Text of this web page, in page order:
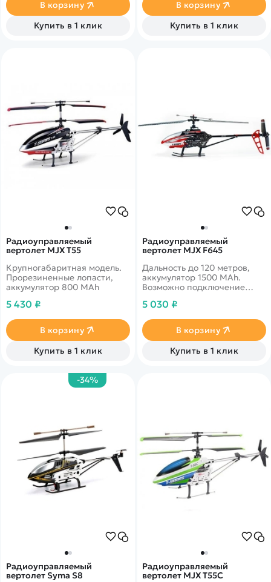
В корзину
Купить в 1 клик
В корзину
Купить в 1 клик
Радиоуправляемый
вертолет MJX T55
Крупногабаритная модель.
Прорезиненные лопасти,
аккумулятор 800 MAh
5 430 ₽
В корзину
Купить в 1 клик
Радиоуправляемый
вертолет MJX F645
Дальность до 120 метров,
аккумулятор 1500 MAh.
Возможно подключение
5 030 ₽
В корзину
Купить в 1 клик
-34%
Радиоуправляемый
вертолет Syma S8
Радиоуправляемый
вертолет MJX T55C